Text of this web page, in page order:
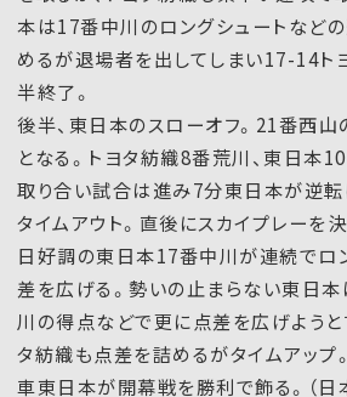
本は17番中川のロングシュートなど
めるが退場者を出してしまい17-14ト
半終了。
後半、東日本のスローオフ。21番西
となる。トヨタ紡織8番荒川、東日本
取り合い試合は進み7分東日本が逆転
タイムアウト。直後にスカイプレーを
日好調の東日本17番中川が連続でロ
差を広げる。勢いの止まらない東日
川の得点などで更に点差を広げようと
タ紡織も点差を詰めるがタイムアップ
車東日本が開幕戦を勝利で飾る。（日